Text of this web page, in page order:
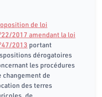
de loi
2017 amendant la loi
2013 portant
dérogatoires
les procédures
changement de
des terres